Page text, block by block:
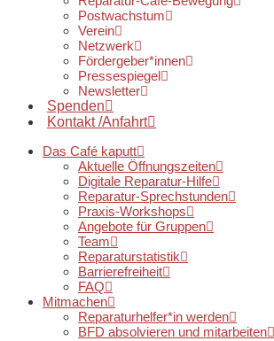
Postwachstum
Verein
Netzwerk
Fördergeber*innen
Pressespiegel
Newsletter
Spenden
Kontakt /Anfahrt
Das Café kaputt
Aktuelle Öffnungszeiten
Digitale Reparatur-Hilfe
Reparatur-Sprechstunden
Praxis-Workshops
Angebote für Gruppen
Team
Reparaturstatistik
Barrierefreiheit
FAQ
Mitmachen
Reparaturhelfer*in werden
BFD absolvieren und mitarbeiten